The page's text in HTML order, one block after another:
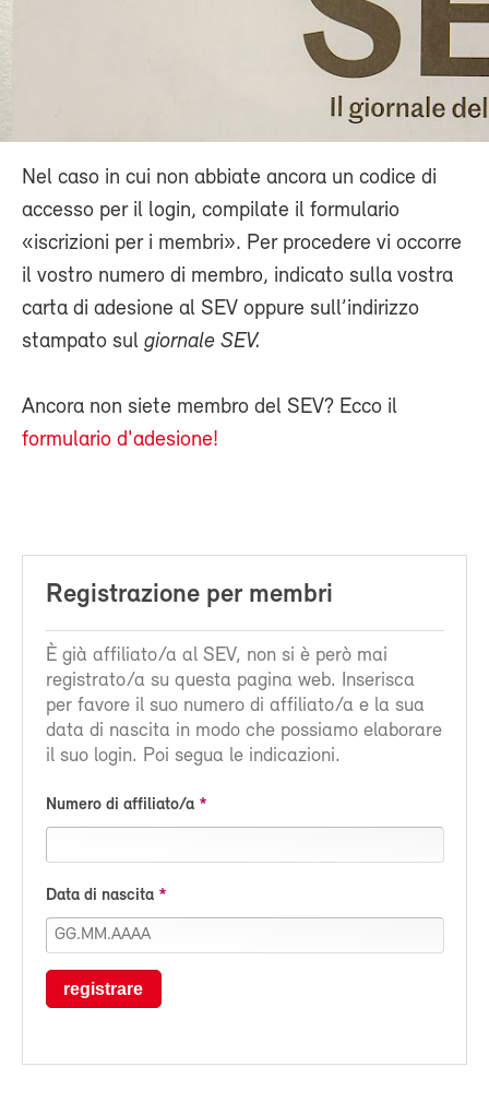
Nel caso in cui non abbiate ancora un codice di
accesso per il login, compilate il formulario
«iscrizioni per i membri». Per procedere vi occorre
il vostro numero di membro, indicato sulla vostra
carta di adesione al SEV oppure sull’indirizzo
stampato sul giornale SEV.
Ancora non siete membro del SEV? Ecco il
formulario d'adesione!
Registrazione per membri
È già affiliato/a al SEV, non si è però mai
registrato/a su questa pagina web. Inserisca
per favore il suo numero di affiliato/a e la sua
data di nascita in modo che possiamo elaborare
il suo login. Poi segua le indicazioni.
Numero di affiliato/a
Data di nascita
registrare